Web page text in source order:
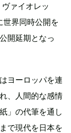
ァイオレッ
世界同時公開を
開延期となっ
ヨーロッパを連
、人間的な感情
」の代筆を通し
で現代を日本を